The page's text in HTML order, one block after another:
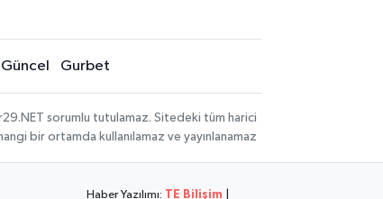
Güncel Gurbet
sorumlu tutulamaz. Sitedeki tüm harici
bir ortamda kullanılamaz ve yayınlanamaz
Haber Yazılımı: TE Bilişim